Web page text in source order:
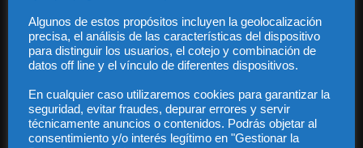
Audiencia y Publicidad
Quiénes somos
Legal
Contacto
Guía Colaboradores
Algunos de estos propósitos incluyen la geolocalización
precisa, el análisis de las características del dispositivo
para distinguir los usuarios, el cotejo y combinación de
datos off line y el vínculo de diferentes dispositivos.
En cualquier caso utilizaremos cookies para garantizar la
seguridad, evitar fraudes, depurar errores y servir
técnicamente anuncios o contenidos. Podrás objetar al
consentimiento y/o interés legítimo en "Gestionar la